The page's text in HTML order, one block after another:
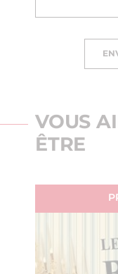
VOUS
ÊTRE